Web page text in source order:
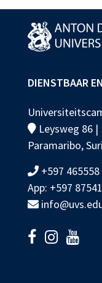
DIENSTBAAR
Leysweg 86 |
Paramaribo,
+597 465558
App: +597